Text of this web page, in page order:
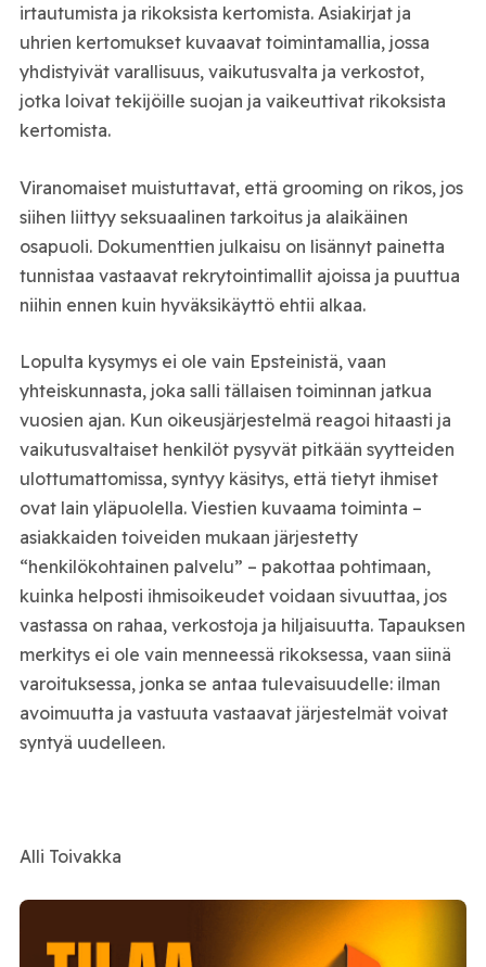
irtautumista ja rikoksista kertomista. Asiakirjat ja
uhrien kertomukset kuvaavat toimintamallia, jossa
yhdistyivät varallisuus, vaikutusvalta ja verkostot,
jotka loivat tekijöille suojan ja vaikeuttivat rikoksista
kertomista.
Viranomaiset muistuttavat, että grooming on rikos, jos
siihen liittyy seksuaalinen tarkoitus ja alaikäinen
osapuoli. Dokumenttien julkaisu on lisännyt painetta
tunnistaa vastaavat rekrytointimallit ajoissa ja puuttua
niihin ennen kuin hyväksikäyttö ehtii alkaa.
Lopulta kysymys ei ole vain Epsteinistä, vaan
yhteiskunnasta, joka salli tällaisen toiminnan jatkua
vuosien ajan. Kun oikeusjärjestelmä reagoi hitaasti ja
vaikutusvaltaiset henkilöt pysyvät pitkään syytteiden
ulottumattomissa, syntyy käsitys, että tietyt ihmiset
ovat lain yläpuolella. Viestien kuvaama toiminta –
asiakkaiden toiveiden mukaan järjestetty
“henkilökohtainen palvelu” – pakottaa pohtimaan,
kuinka helposti ihmisoikeudet voidaan sivuuttaa, jos
vastassa on rahaa, verkostoja ja hiljaisuutta. Tapauksen
merkitys ei ole vain menneessä rikoksessa, vaan siinä
varoituksessa, jonka se antaa tulevaisuudelle: ilman
avoimuutta ja vastuuta vastaavat järjestelmät voivat
syntyä uudelleen.
Alli Toivakka